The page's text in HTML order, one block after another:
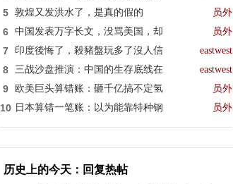
5 敦煌又发洪水了，是真的假的 员外
6 中国发表万字长文，没骂美国，却 员外
7 印度後悔了，殺豬盤玩多了沒人信 eastwest
8 三战沙盘推演：中国的生存底线在 eastwest
9 欧美巨头算错账：砸千亿搞不定氢 员外
10 日本算错一笔账：以为能靠特种钢 员外
历史上的今天：回复热帖